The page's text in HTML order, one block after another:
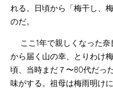
れる。日頃から「梅干し、
のだ。
ここ1年で親しくなった奈
から届く山の幸、とりわけ
頃、当時まだ７〜80代だっ
味がする。祖母は梅雨明け